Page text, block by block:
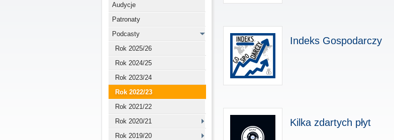
Audycje
Patronaty
Podcasty
Rok 2025/26
Rok 2024/25
Rok 2023/24
Rok 2022/23
Rok 2021/22
Rok 2020/21
Rok 2019/20
Indeks Gospodarczy
Kilka zdartych płyt